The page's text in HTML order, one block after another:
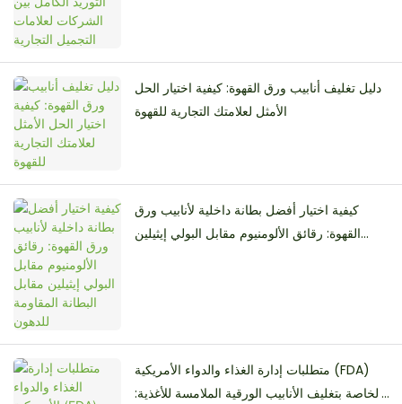
دليل تغليف أنابيب ورق القهوة: كيفية اختيار الحل
الأمثل لعلامتك التجارية للقهوة
كيفية اختيار أفضل بطانة داخلية لأنابيب ورق
القهوة: رقائق الألومنيوم مقابل البولي إيثيلين
متطلبات إدارة الغذاء والدواء الأمريكية (FDA)
الخاصة بتغليف الأنابيب الورقية الملامسة للأغذية: